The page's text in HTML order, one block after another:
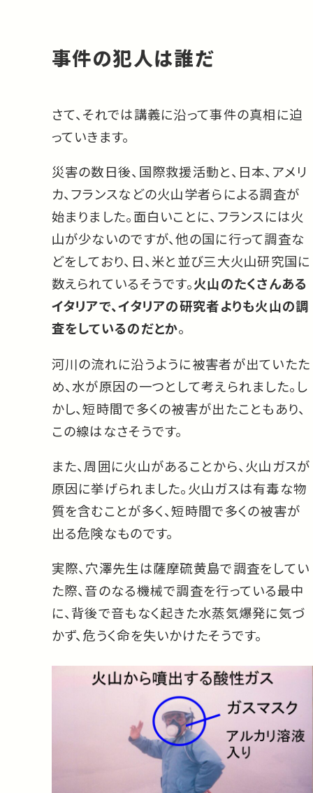
事件の犯人は誰だ
さて、それでは講義に沿って事件の真相に迫
っていきます。
災害の数日後、国際救援活動と、日本、アメリ
カ、フランスなどの火山学者らによる調査が
始まりました。面白いことに、フランスには火
山が少ないのですが、他の国に行って調査な
どをしており、日、米と並び三大火山研究国に
数えられているそうです。火山のたくさんある
イタリアで、イタリアの研究者よりも火山の調
査をしているのだとか。
河川の流れに沿うように被害者が出ていたた
め、水が原因の一つとして考えられました。し
かし、短時間で多くの被害が出たこともあり、
この線はなさそうです。
また、周囲に火山があることから、火山ガスが
原因に挙げられました。火山ガスは有毒な物
質を含むことが多く、短時間で多くの被害が
出る危険なものです。
実際、穴澤先生は薩摩硫黄島で調査をしてい
た際、音のなる機械で調査を行っている最中
に、背後で音もなく起きた水蒸気爆発に気づ
かず、危うく命を失いかけたそうです。